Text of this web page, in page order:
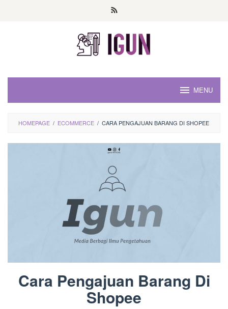
MENU
HOMEPAGE / ECOMMERCE / CARA PENGAJUAN BARANG DI SHOPEE
Cara Pengajuan Barang Di
Shopee